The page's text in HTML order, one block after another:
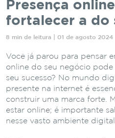
Presença
fortalecer a do
8 min de leitura | 01 de agosto 2024
Você já parou para pensar
online do seu negócio
seu sucesso? No mundo
presente na internet é
construir uma marca forte.
estar online; é importante
nesse vasto ambiente